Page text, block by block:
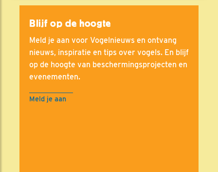
Blijf op de hoogte
Meld je aan voor Vogelnieuws en ontvang
nieuws, inspiratie en tips over vogels. En blijf
op de hoogte van beschermingsprojecten en
evenementen.
Meld je aan